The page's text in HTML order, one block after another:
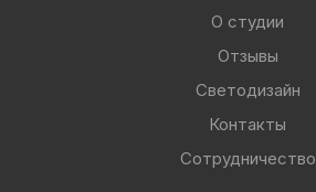
О студии
Отзывы
Светодизайн
Контакты
Сотрудничество